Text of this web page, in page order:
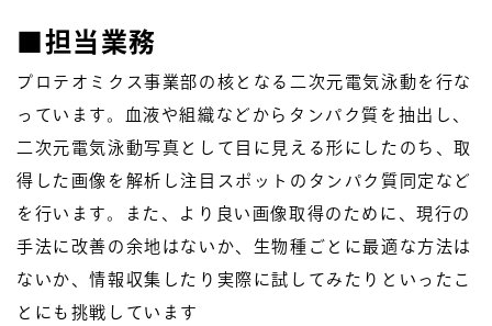
担当業務
プロテオミクス事業部の核となる二次元電気泳動を行な
っています。血液や組織などからタンパク質を抽出し、
二次元電気泳動写真として目に見える形にしたのち、取
得した画像を解析し注目スポットのタンパク質同定など
を行います。また、より良い画像取得のために、現行の
手法に改善の余地はないか、生物種ごとに最適な方法は
ないか、情報収集したり実際に試してみたりといったこ
とにも挑戦しています